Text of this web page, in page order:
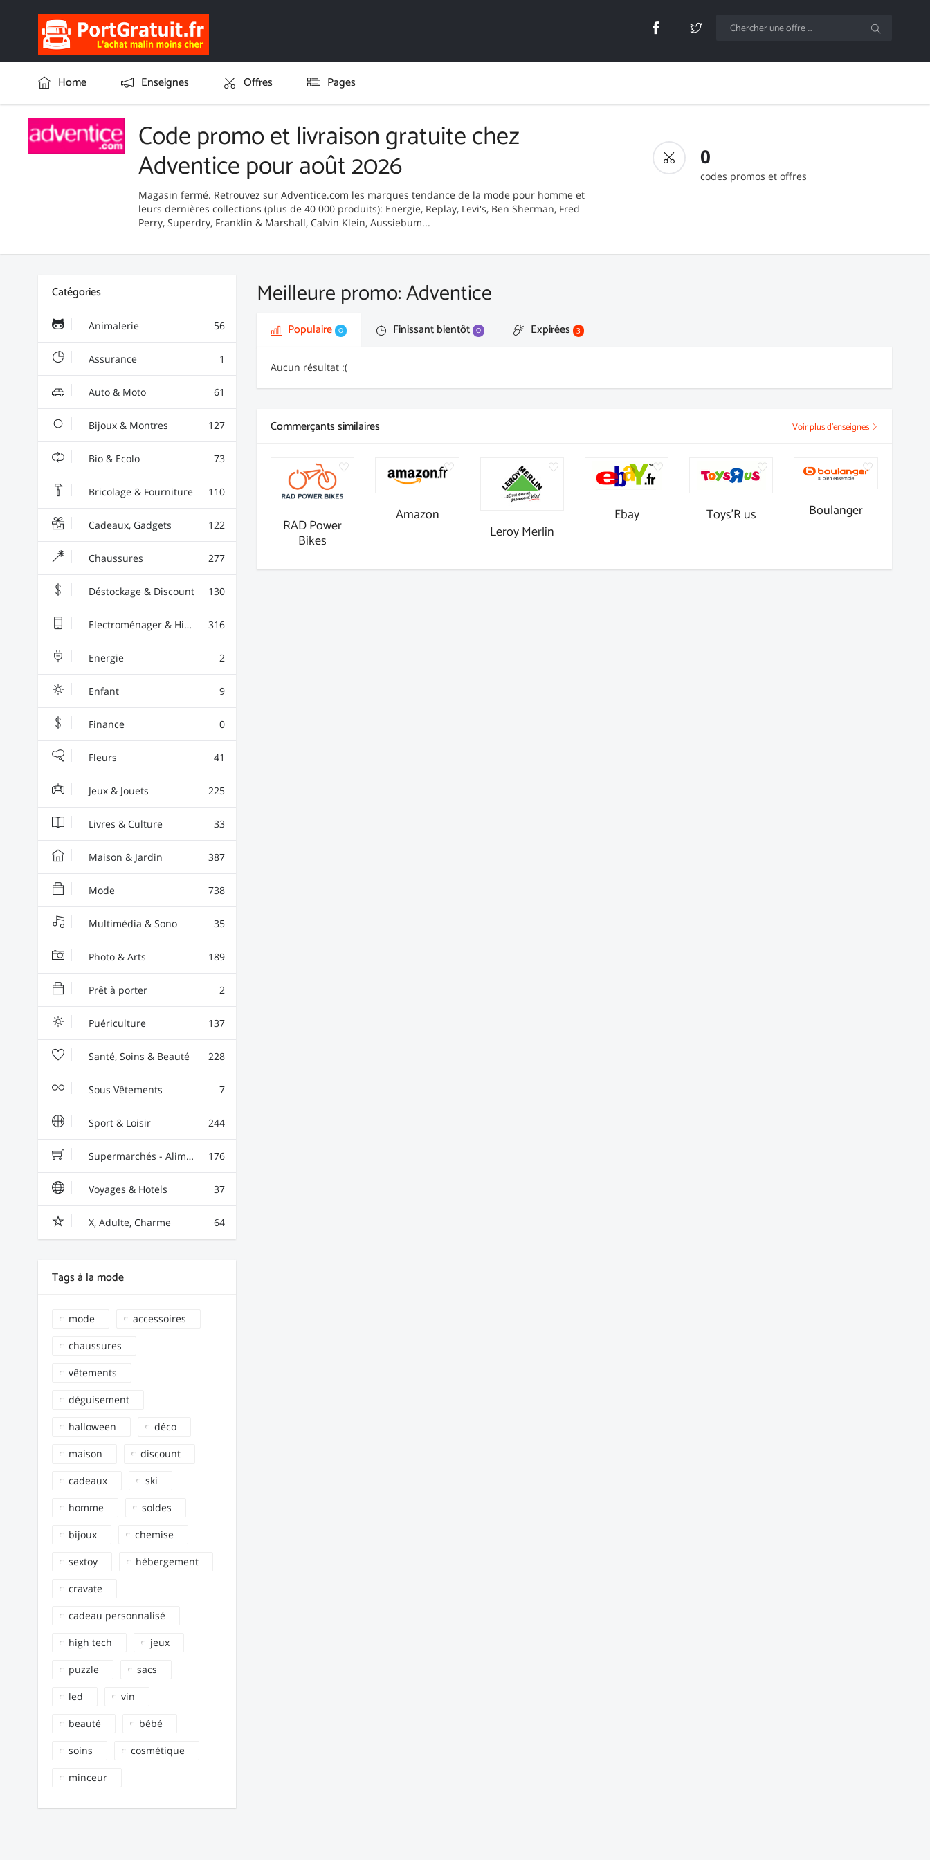
Home Enseignes Offres Pages
Code promo et livraison gratuite chez
Adventice pour août 2026
Magasin fermé. Retrouvez sur Adventice.com les marques tendance de la mode pour homme et
leurs dernières collections (plus de 40 000 produits): Energie, Replay, Levi's, Ben Sherman, Fred
Perry, Superdry, Franklin & Marshall, Calvin Klein, Aussiebum...
0
codes promos et offres
Catégories
Animalerie 56
Assurance 1
Auto & Moto 61
Bijoux & Montres 127
Bio & Ecolo 73
Bricolage & Fourniture 110
Cadeaux, Gadgets 122
Chaussures 277
Déstockage & Discount 130
Electroménager & High-Tech 316
Energie 2
Enfant 9
Finance 0
Fleurs 41
Jeux & Jouets 225
Livres & Culture 33
Maison & Jardin 387
Mode 738
Multimédia & Sono 35
Photo & Arts 189
Prêt à porter 2
Puériculture 137
Santé, Soins & Beauté 228
Sous Vêtements 7
Sport & Loisir 244
Supermarchés - Alimentaire - Vin 176
Voyages & Hotels 37
X, Adulte, Charme 64
Tags à la mode
mode accessoires
chaussures
vêtements
déguisement
halloween déco
maison discount
cadeaux ski
homme soldes
bijoux chemise
sextoy hébergement
cravate
cadeau personnalisé
high tech jeux
puzzle sacs
led vin
beauté bébé
soins cosmétique
minceur
Meilleure promo: Adventice
Populaire 0 Finissant bientôt 0 Expirées 3
Aucun résultat :(
Commerçants similaires Voir plus d'enseignes
RAD Power
Bikes
Amazon
Leroy Merlin
Ebay Toys'R us Boulanger